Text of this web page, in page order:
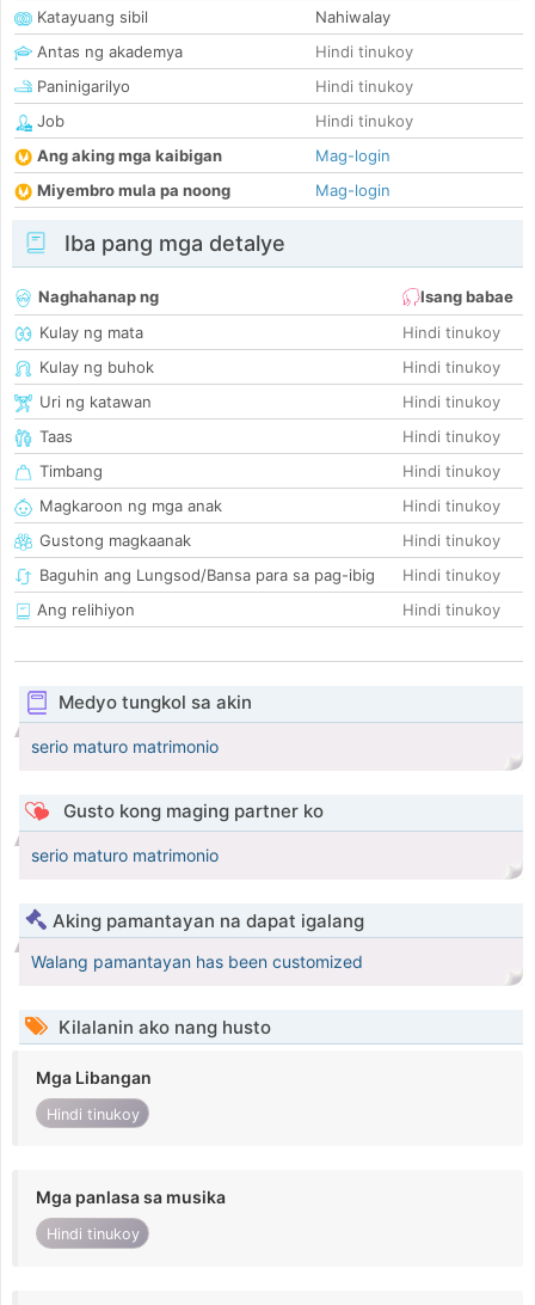
Katayuang sibil
Nahiwalay
Antas ng akademya
Hindi tinukoy
Paninigarilyo
Hindi tinukoy
Job
Hindi tinukoy
Ang aking mga kaibigan
Mag-login
Miyembro mula pa noong
Mag-login
Iba pang mga detalye
Naghahanap ng
Isang babae
Kulay ng mata
Hindi tinukoy
Kulay ng buhok
Hindi tinukoy
Uri ng katawan
Hindi tinukoy
Taas
Hindi tinukoy
Timbang
Hindi tinukoy
Magkaroon ng mga anak
Hindi tinukoy
Gustong magkaanak
Hindi tinukoy
Baguhin ang Lungsod/Bansa para sa pag-ibig
Hindi tinukoy
Ang relihiyon
Hindi tinukoy
Medyo tungkol sa akin
serio maturo matrimonio
Gusto kong maging partner ko
serio maturo matrimonio
Aking pamantayan na dapat igalang
Walang pamantayan has been customized
Kilalanin ako nang husto
Mga Libangan
Hindi tinukoy
Mga panlasa sa musika
Hindi tinukoy